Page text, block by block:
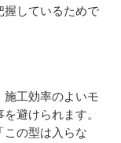
握しているためで
施工効率のよいモ
避けられます。
この型は入らな